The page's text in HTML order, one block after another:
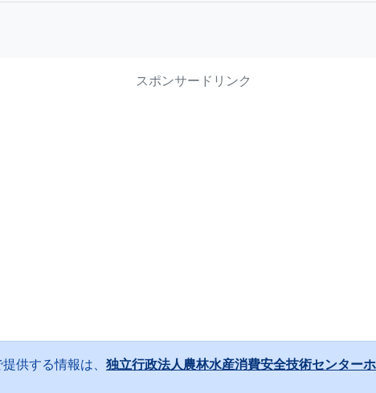
スポンサードリンク
供する情報は、 独立行政法人農林水産消費安全技術センター